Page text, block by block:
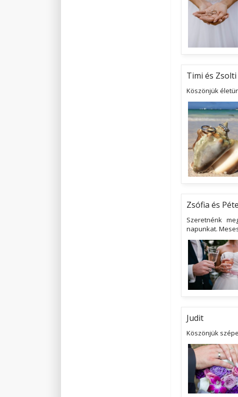
Timi és Zsolti
Köszönjük
Zsófia és
Szeretnénk
napunkat.
Judit
Köszönjük